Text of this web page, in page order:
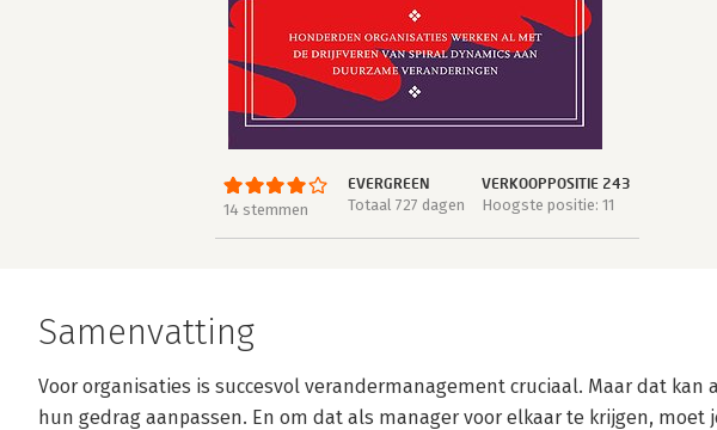
14 stemmen
EVERGREEN
Totaal 727 dagen
VERKOOPPOSITIE 243
Hoogste positie: 11
Samenvatting
Voor organisaties is succesvol verandermanagement cruciaal. Maar dat kan
hun gedrag aanpassen. En om dat als manager voor elkaar te krijgen, moet